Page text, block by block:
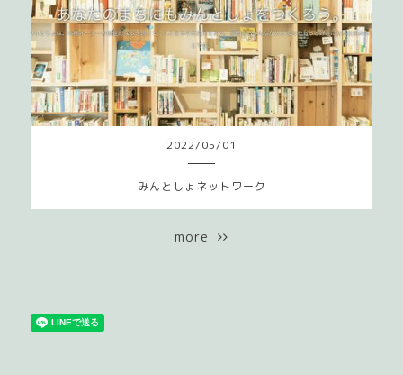
2022/05/01
みんとしょネットワーク
more